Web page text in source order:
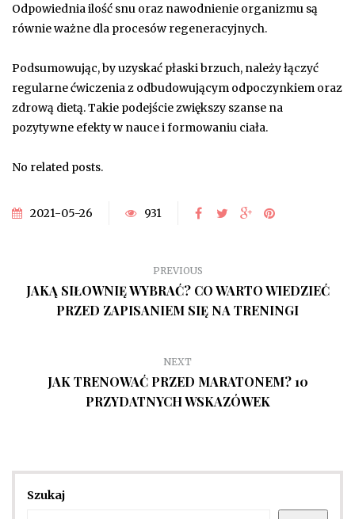
Odpowiednia ilość snu oraz nawodnienie organizmu są
równie ważne dla procesów regeneracyjnych.
Podsumowując, by uzyskać płaski brzuch, należy łączyć
regularne ćwiczenia z odbudowującym odpoczynkiem oraz
zdrową dietą. Takie podejście zwiększy szanse na
pozytywne efekty w nauce i formowaniu ciała.
No related posts.
2021-05-26 931
PREVIOUS
JAKĄ SIŁOWNIĘ WYBRAĆ? CO WARTO WIEDZIEĆ
PRZED ZAPISANIEM SIĘ NA TRENINGI
NEXT
JAK TRENOWAĆ PRZED MARATONEM? 10
PRZYDATNYCH WSKAZÓWEK
Szukaj